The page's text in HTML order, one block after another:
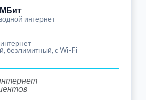
МБит
интернет
безлимитный, с Wi-Fi